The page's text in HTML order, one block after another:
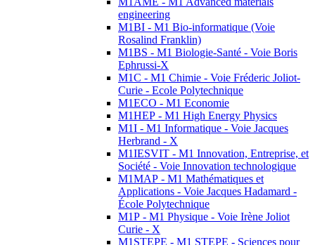
engineering
M1BI - M1 Bio-informatique (Voie
Rosalind Franklin)
M1BS - M1 Biologie-Santé - Voie Boris
Ephrussi-X
M1C - M1 Chimie - Voie Fréderic Joliot-
Curie - Ecole Polytechnique
M1ECO - M1 Economie
M1HEP - M1 High Energy Physics
M1I - M1 Informatique - Voie Jacques
Herbrand - X
M1IESVIT - M1 Innovation, Entreprise, et
Société - Voie Innovation technologique
M1MAP - M1 Mathématiques et
Applications - Voie Jacques Hadamard -
École Polytechnique
M1P - M1 Physique - Voie Irène Joliot
Curie - X
M1STEPE - M1 STEPE - Sciences pour